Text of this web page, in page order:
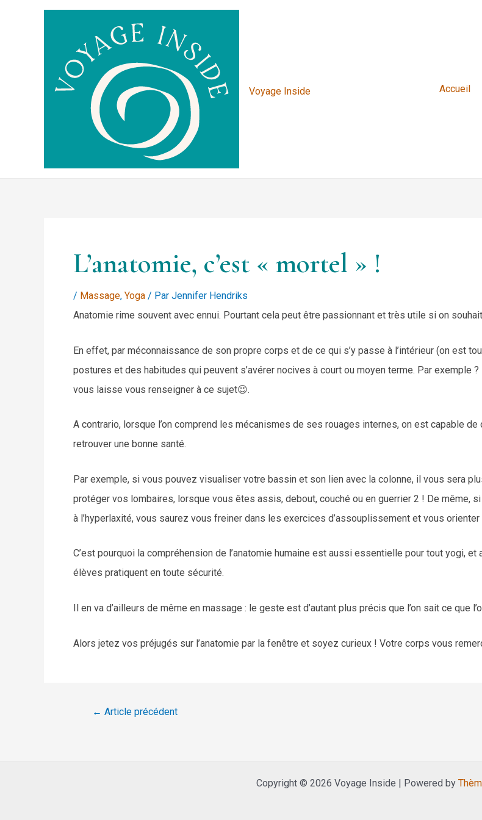
Voyage Inside Accueil
L’anatomie, c’est « mortel » !
/ Massage, Yoga / Par Jennifer Hendriks
Anatomie rime souvent avec ennui. Pourtant cela peut être passionnant et très utile si on
En effet, par méconnaissance de son propre corps et de ce qui s’y passe à l’intérieur (on est
postures et des habitudes qui peuvent s’avérer nocives à court ou moyen terme. Par exemple
vous laisse vous renseigner à ce sujet😉.
A contrario, lorsque l’on comprend les mécanismes de ses rouages internes, on est capable
retrouver une bonne santé.
Par exemple, si vous pouvez visualiser votre bassin et son lien avec la colonne, il vous sera
protéger vos lombaires, lorsque vous êtes assis, debout, couché ou en guerrier 2 ! De même,
à l’hyperlaxité, vous saurez vous freiner dans les exercices d’assouplissement et vous
C’est pourquoi la compréhension de l’anatomie humaine est aussi essentielle pour tout yogi,
élèves pratiquent en toute sécurité.
Il en va d’ailleurs de même en massage : le geste est d’autant plus précis que l’on sait ce que
Alors jetez vos préjugés sur l’anatomie par la fenêtre et soyez curieux ! Votre corps vous
Navigation
articles
← Article précédent
Copyright © 2026 Voyage Inside | Powered by